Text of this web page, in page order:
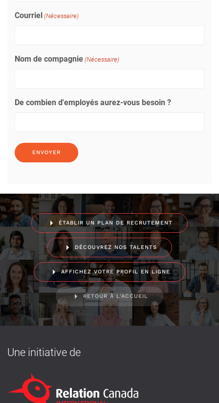
Courriel (Nécessaire)
Nom de compagnie (Nécessaire)
De combien d'employés aurez-vous besoin ?
ÉTABLIR UN PLAN DE RECRUTEMENT
DÉCOUVREZ NOS TALENTS
AFFICHEZ VOTRE PROFIL EN LIGNE
RETOUR À L'ACCUEIL
Une initiative de